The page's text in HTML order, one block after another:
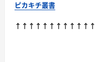
ピカキチ叢書